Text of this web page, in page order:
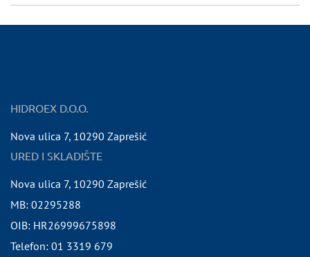
HIDROEX D.O.O.
Nova ulica 7, 10290 Zaprešić
URED I SKLADIŠTE
Nova ulica 7, 10290 Zaprešić
MB: 02295288
OIB: HR26999675898
Telefon: 01 3319 679